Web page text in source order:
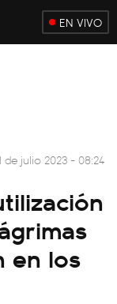
EN VIVO
de julio 2023 - 08:24
en los